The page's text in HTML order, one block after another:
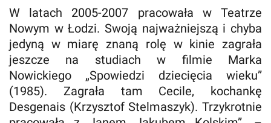
W latach 2005-2007 pracowała w Teatrze
Nowym w Łodzi. Swoją najważniejszą i chyba
jedyną w miarę znaną rolę w kinie zagrała
jeszcze na studiach w filmie Marka
Nowickiego „Spowiedzi dziecięcia wieku”
(1985). Zagrała tam Cecile, kochankę
Desgenais (Krzysztof Stelmaszyk). Trzykrotnie